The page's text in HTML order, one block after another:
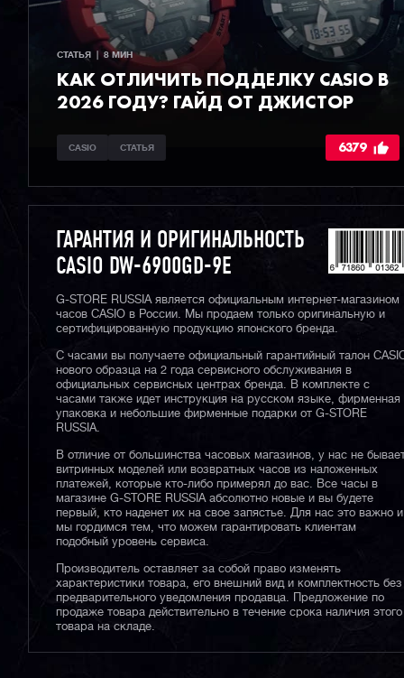
СТАТЬЯ  |  8 МИН
КАК ОТЛИЧИТЬ ПОДДЕЛКУ CASIO В
2026 ГОДУ? ГАЙД ОТ ДЖИСТОР
CASIO СТАТЬЯ 6379
ГАРАНТИЯ И ОРИГИНАЛЬНОСТЬ
CASIO DW-6900GD-9E
G-STORE RUSSIA является официальным интернет-магазином
часов CASIO в России. Мы продаем только оригинальную и
сертифицированную продукцию японского бренда.
С часами вы получаете официальный гарантийный талон
нового образца на 2 года сервисного обслуживания в
официальных сервисных центрах бренда. В комплекте с
часами также идет инструкция на русском языке, фирменная
упаковка и небольшие фирменные подарки от G-STORE
RUSSIA.
В отличие от большинства часовых магазинов, у нас не
витринных моделей или возвратных часов из наложенных
платежей, которые кто-либо примерял до вас. Все часы в
магазине G-STORE RUSSIA абсолютно новые и вы будете
первый, кто наденет их на свое запястье. Для нас это важно и
мы гордимся тем, что можем гарантировать клиентам
подобный уровень сервиса.
Производитель оставляет за собой право изменять
характеристики товара, его внешний вид и комплектность без
предварительного уведомления продавца. Предложение по
продаже товара действительно в течение срока наличия этого
товара на складе.